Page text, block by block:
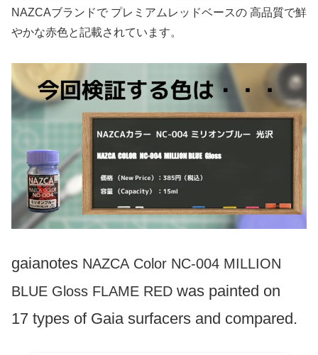
NAZCAブランドで プレミアムレッドベースの 高品質で鮮
やかな赤色と記載されています。
gaianotes NAZCA Color NC-004 MILLION
BLUE Gloss FLAME RED was painted on
17 types of Gaia surfacers and compared.